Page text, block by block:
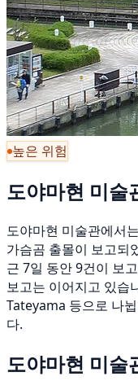
높은 위험
도야마현 미술
도야마현 미술관에서
가슴곰 출몰이 보고되
근 7일 동안 9건이 보
보고는 이어지고 있습
Tateyama 등으로 나
다.
도야마현 미술